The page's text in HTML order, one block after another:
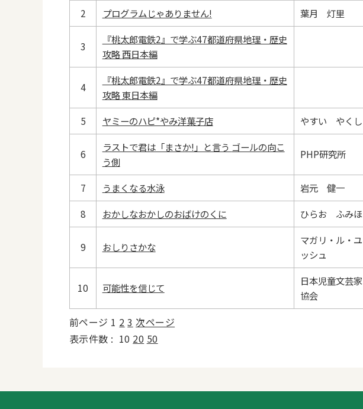
2 プログラムじゃありません! 葉月 灯里
3
『桃太郎電鉄2』で学ぶ47都道府県地理・歴史
攻略 西日本編
4
『桃太郎電鉄2』で学ぶ47都道府県地理・歴史
攻略 東日本編
5 ヤミーのハピ*やみ洋菓子店 やすい やくし
6
ラストで君は「まさか!」と言う ゴールの向こ
う側
PHP研究所
7 うまくなる水泳 岩元 健一
8
おかしなおかしのおばけのくに ひらお ふみほ
9 おしりさかな
マガリ・ル・ユ
ッシュ
10 可能性を信じて
日本児童文芸家
協会
前ページ 1 2 3 次ページ
10 20 50